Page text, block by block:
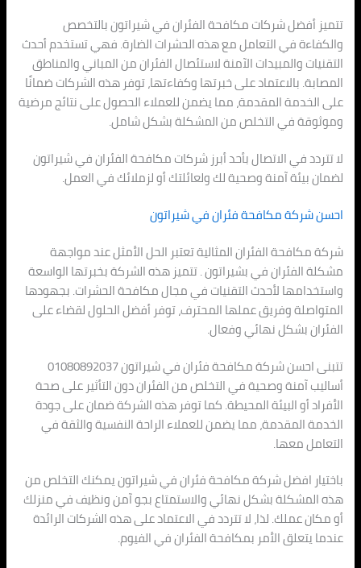
تتميز أفضل شركات مكافحة الفئران في شيراتون بالتخصص
والكفاءة في التعامل مع هذه الحشرات الضارة. فهي تستخدم أحدث
التقنيات والمبيدات الآمنة لاستئصال الفئران من المباني والمناطق
المصابة. بالاعتماد على خبرتها وكفاءتها، توفر هذه الشركات ضمانًا
على الخدمة المقدمة، مما يضمن للعملاء الحصول على نتائج مرضية
وموثوقة في التخلص من المشكلة بشكل شامل.
لا تتردد في الاتصال بأحد أبرز شركات مكافحة الفئران في شيراتون
لضمان بيئة آمنة وصحية لك ولعائلتك أو لزملائك في العمل.
احسن شركة مكافحة فئران في شيراتون
شركة مكافحة الفئران المثالية تعتبر الحل الأمثل عند مواجهة
مشكلة الفئران في بشيراتون . تتميز هذه الشركة بخبرتها الواسعة
واستخدامها لأحدث التقنيات في مجال مكافحة الحشرات. بجهودها
المتواصلة وفريق عملها المحترف، توفر أفضل الحلول لقضاء على
الفئران بشكل نهائي وفعال.
تتبنى احسن شركة مكافحة فئران في شيراتون 01080892037
أساليب آمنة وصحية في التخلص من الفئران دون التأثير على صحة
الأفراد أو البيئة المحيطة. كما توفر هذه الشركة ضمان على جودة
الخدمة المقدمة، مما يضمن للعملاء الراحة النفسية والثقة في
التعامل معها.
باختيار افضل شركة مكافحة فئران في شيراتون يمكنك التخلص من
هذه المشكلة بشكل نهائي والاستمتاع بجو آمن ونظيف في منزلك
أو مكان عملك. لذا، لا تتردد في الاعتماد على هذه الشركات الرائدة
عندما يتعلق الأمر بمكافحة الفئران في الفيوم.